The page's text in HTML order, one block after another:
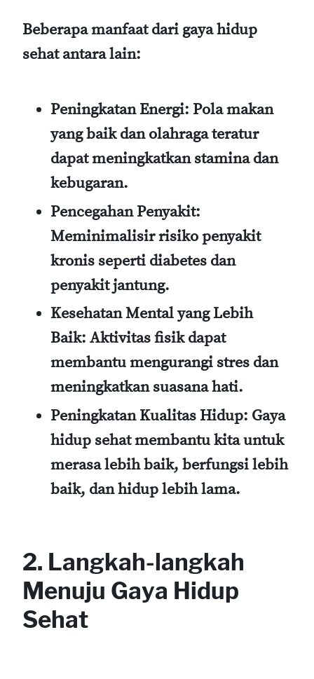
Beberapa manfaat dari gaya hidup
sehat antara lain:
Peningkatan Energi: Pola makan
yang baik dan olahraga teratur
dapat meningkatkan stamina dan
kebugaran.
Pencegahan Penyakit:
Meminimalisir risiko penyakit
kronis seperti diabetes dan
penyakit jantung.
Kesehatan Mental yang Lebih
Baik: Aktivitas fisik dapat
membantu mengurangi stres dan
meningkatkan suasana hati.
Peningkatan Kualitas Hidup: Gaya
hidup sehat membantu kita untuk
merasa lebih baik, berfungsi lebih
baik, dan hidup lebih lama.
2. Langkah-langkah
Menuju Gaya Hidup
Sehat